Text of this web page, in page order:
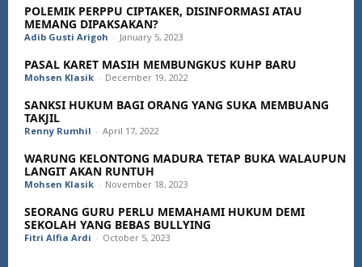
POLEMIK PERPPU CIPTAKER, DISINFORMASI ATAU
MEMANG DIPAKSAKAN?
Adib Gusti Arigoh - January 5, 2023
PASAL KARET MASIH MEMBUNGKUS KUHP BARU
Mohsen Klasik - December 19, 2022
SANKSI HUKUM BAGI ORANG YANG SUKA MEMBUANG
TAKJIL
Renny Rumhil - April 17, 2022
WARUNG KELONTONG MADURA TETAP BUKA WALAUPUN
LANGIT AKAN RUNTUH
Mohsen Klasik - November 18, 2023
SEORANG GURU PERLU MEMAHAMI HUKUM DEMI
SEKOLAH YANG BEBAS BULLYING
Fitri Alfia Ardi - October 5, 2023